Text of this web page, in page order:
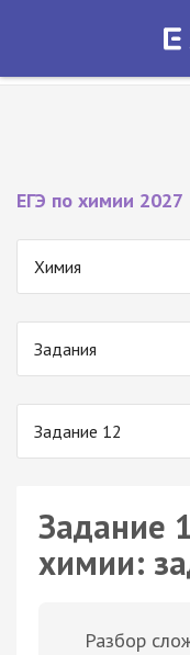
Экзамер
ЕГЭ по химии 2027
Химия
Задания
Задание 12
Задание
химии:
Разбор